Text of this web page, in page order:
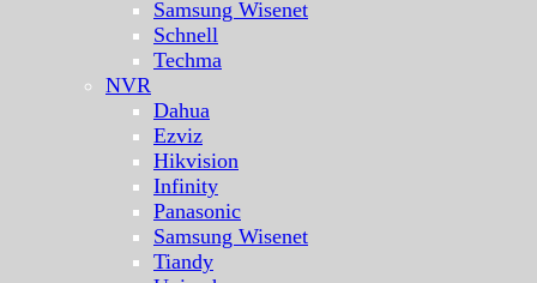
Samsung Wisenet
Schnell
Techma
NVR
Dahua
Ezviz
Hikvision
Infinity
Panasonic
Samsung Wisenet
Tiandy